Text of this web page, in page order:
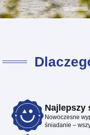
Najlepszy
Nowoczesne
śniadanie –